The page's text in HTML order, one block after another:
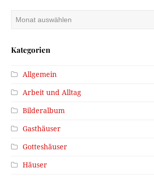
Kategorien
Allgemein
Arbeit und Alltag
Bilderalbum
Gasthäuser
Gotteshäuser
Häuser